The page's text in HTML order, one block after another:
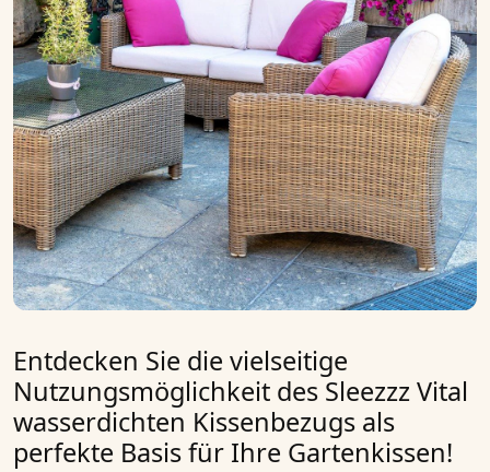
Entdecken Sie die vielseitige
Nutzungsmöglichkeit des Sleezzz Vital
wasserdichten Kissenbezugs als
perfekte Basis für Ihre Gartenkissen!